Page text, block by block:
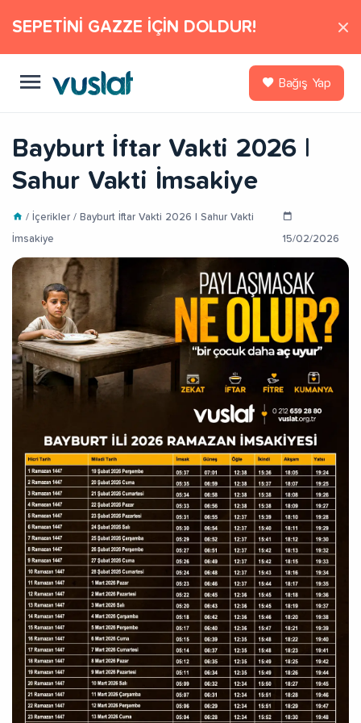
SEPETİNİ GAZZE İÇİN DOLDUR!
Bağış Yap
Bayburt İftar Vakti 2026 |
Sahur Vakti İmsakiye
/ İçerikler / Bayburt İftar Vakti 2026 | Sahur Vakti
İmsakiye 15/02/2026